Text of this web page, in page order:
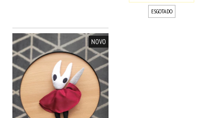
ESGOTADO
NOVO